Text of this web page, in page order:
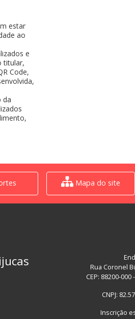
estar
ao
e
titular,
Code,
da
Mapa do site
Rua Coronel
CEP: 88200-000
CNPJ:
Inscrição